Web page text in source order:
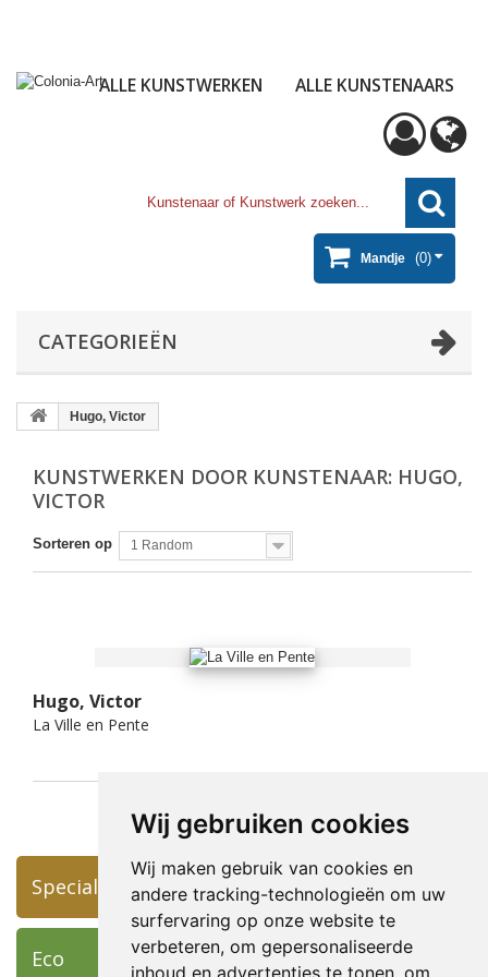
Wij gebruiken cookies
Wij maken gebruik van cookies en
andere tracking-technologieën om uw
surfervaring op onze website te
verbeteren, om gepersonaliseerde
inhoud en advertenties te tonen, om
ALLE KUNSTWERKEN ALLE KUNSTENAARS
Mandje (0)
CATEGORIEËN
Hugo, Victor
KUNSTWERKEN DOOR KUNSTENAAR: HUGO,
VICTOR
Sorteren op 1 Random
Hugo, Victor
La Ville en Pente
Specials
Eco